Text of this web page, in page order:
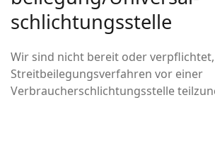
schlichtungs­stelle
Wir sind nicht bereit oder
Streitbeilegungsverfahren vor einer
Verbraucherschlichtungsstelle